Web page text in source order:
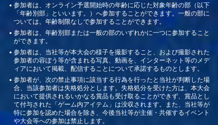
参加者は、オンライン予選開始時の年齢に応じた対象年齢の部（以下
「年齢別部」といいます。）へ参加することができます。一般の部に
ついては、年齢制限なしで参加することができます。
参加者は、年齢別部または一般の部のいずれかに一つに参加すること
ができます。
参加者は、当社等が本大会の様子を撮影すること、および撮影された
参加者の容ぼう等が含まれる写真、動画を、インターネット等のメデ
ィアにおいて掲載、配信することについて承諾するものとします。
参加者が、次の禁止事項に該当する行為を行ったと当社が判断した場
合、当該参加者は失格処分とします。失格処分を受けた方は、本大会
において提供されるいかなる賞品も受け取ることができず、賞品とし
て付与された「ゲーム内アイテム」は没収されます。また、当社等が
特に参加を認めた場合を除き、今後当社等が主催・共催するイベント
や大会等への参加は禁止します。